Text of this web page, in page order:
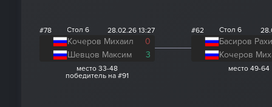
#78 Стол 6 28.02.26 13:27
Кочеров Михаил
0
Шевцов Максим
3
место 33-48
победитель на #91
#62 Стол 6
Басиров
Кочеров
место 49-64